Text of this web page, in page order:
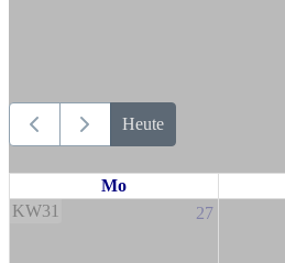
Heute
Mo
KW31
27